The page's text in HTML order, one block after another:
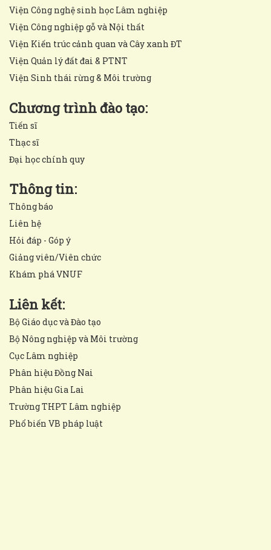
Viện Công nghệ sinh học Lâm nghiệp
Viện Công nghiệp gỗ và Nội thất
Viện Kiến trúc cảnh quan và Cây xanh ĐT
Viện Quản lý đất đai & PTNT
Viện Sinh thái rừng & Môi trường
Chương trình đào tạo:
Tiến sĩ
Thạc sĩ
Đại học chính quy
Thông tin:
Thông báo
Liên hệ
Hỏi đáp - Góp ý
Giảng viên/Viên chức
Khám phá VNUF
Liên kết:
Bộ Giáo dục và Đào tạo
Bộ Nông nghiệp và Môi trường
Cục Lâm nghiệp
Phân hiệu Đồng Nai
Phân hiệu Gia Lai
Trường THPT Lâm nghiệp
Phổ biến VB pháp luật